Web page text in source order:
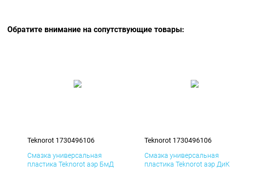
Обратите внимание на сопутствующие товары:
Teknorot 1730496106
Смазка универсальная
пластика Teknorot аэр БмД
Teknorot 1730496106
Смазка универсальная
пластика Teknorot аэр ДиК